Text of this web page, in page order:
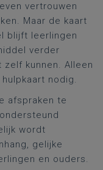
vertrouwen
Maar de kaart
blijft leerlingen
verder
kunnen. Alleen
nodig.
afspraken te
wordt
gelijke
en ouders.